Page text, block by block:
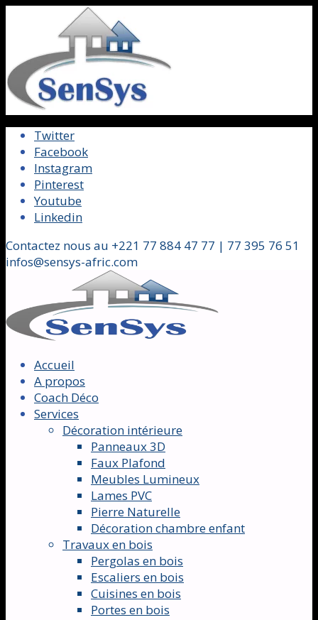
Twitter
Facebook
Instagram
Pinterest
Youtube
Linkedin
Contactez nous au +221 77 884 47 77 | 77 395 76 51
infos@sensys-afric.com
Accueil
A propos
Coach Déco
Services
Décoration intérieure
Panneaux 3D
Faux Plafond
Meubles Lumineux
Lames PVC
Pierre Naturelle
Décoration chambre enfant
Travaux en bois
Pergolas en bois
Escaliers en bois
Cuisines en bois
Portes en bois